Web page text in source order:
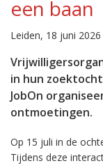
een baan
Leiden, 18 juni
in hun
JobOn
ontmoetingen.
Op 15 juli in de
Tijdens deze